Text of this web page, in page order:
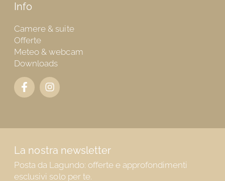
Info
Camere & suite
Offerte
Meteo & webcam
Downloads
La nostra newsletter
Posta da Lagundo: offerte e approfondimenti
esclusivi solo per te.